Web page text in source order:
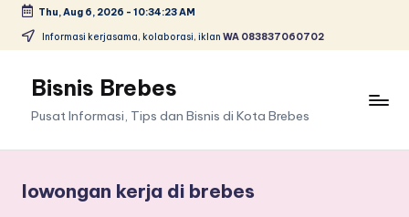
Skip
content
Thu, Aug 6, 2026 - 10:34:23 AM
Informasi kerjasama, kolaborasi, iklan WA 083837060702
Bisnis Brebes
Pusat Informasi, Tips dan Bisnis di Kota Brebes
lowongan kerja di brebes